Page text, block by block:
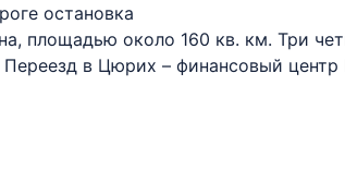
остановка
площадью около 160 кв. км. Три
в Цюрих – финансовый